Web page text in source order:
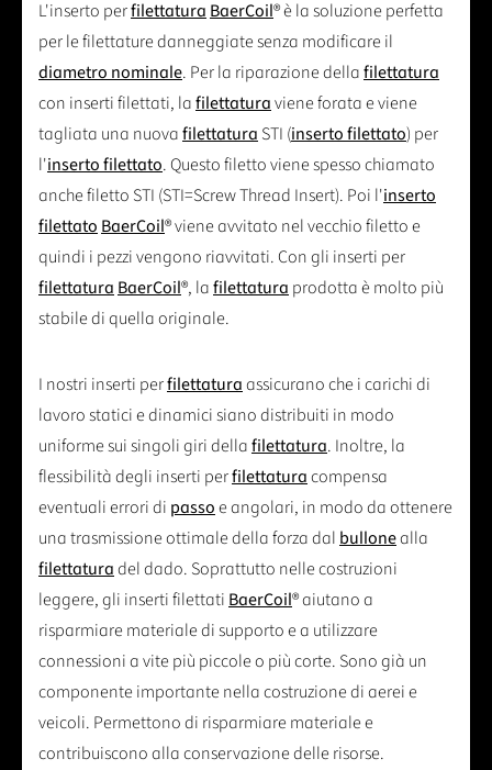
L'inserto perfilettatura BaerCoil® è la soluzione perfetta
per le filettature danneggiate senza modificare il
diametro nominale. Per la riparazione dellafilettatura
con inserti filettati, lafilettaturaviene forata e viene
tagliata una nuovafilettatura STI (inserto filettato) per
l'inserto filettato. Questo filetto viene spesso chiamato
anche filetto STI (STI=Screw Thread Insert). Poi l'inserto
filettato BaerCoil® viene avvitato nel vecchio filetto e
quindi i pezzi vengono riavvitati. Con gli inserti per
filettatura BaerCoil®, lafilettatura prodotta è molto più
stabile di quella originale.
I nostri inserti perfilettaturaassicurano che i carichi di
lavoro statici e dinamici siano distribuiti in modo
uniforme sui singoli giri dellafilettatura. Inoltre, la
flessibilità degli inserti perfilettaturacompensa
eventuali errori di passoe angolari, in modo da ottenere
una trasmissione ottimale della forza dal bullonealla
filettaturadel dado. Soprattutto nelle costruzioni
leggere, gli inserti filettati BaerCoil® aiutano a
risparmiare materiale di supporto e a utilizzare
connessioni a vite più piccole o più corte. Sono già un
componente importante nella costruzione di aerei e
veicoli. Permettono di risparmiare materiale e
contribuiscono alla conservazione delle risorse.